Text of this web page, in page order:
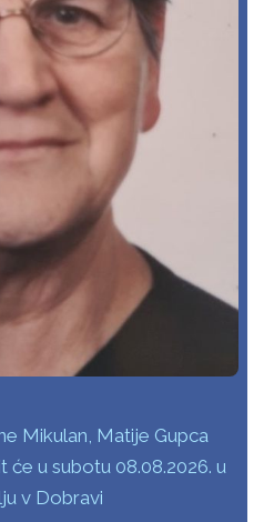
Mikulan, Matije Gupca
će u subotu 08.08.2026. u
v Dobravi